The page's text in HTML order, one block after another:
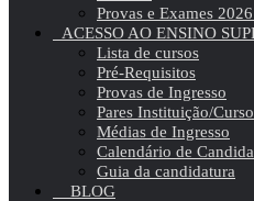
Provas e Exames
ACESSO AO ENSINO
Lista de cursos
Pré-Requisitos
Provas de Ingresso
Pares Instituição/Curso
Médias de Ingresso
Calendário de
Guia da candidatura
BLOG